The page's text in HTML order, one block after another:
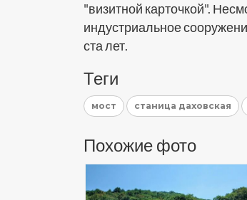
"визитной карточкой".
индустриальное
ста лет.
Теги
мост станица даховская
Похожие фото